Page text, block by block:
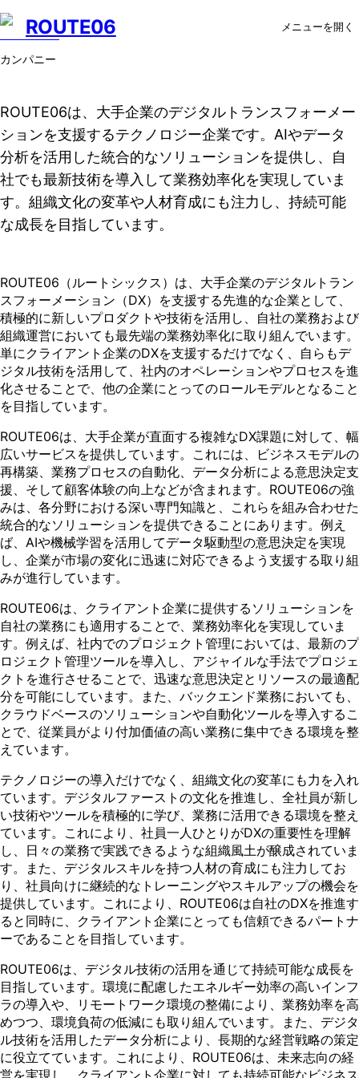
ROUTE06 メニューを開く
カンパニー
ROUTE06は、大手企業のデジタルトランスフォーメー
ションを支援するテクノロジー企業です。AIやデータ
分析を活用した統合的なソリューションを提供し、自
社でも最新技術を導入して業務効率化を実現していま
す。組織文化の変革や人材育成にも注力し、持続可能
な成長を目指しています。
ROUTE06（ルートシックス）は、大手企業のデジタルトラン
スフォーメーション（DX）を支援する先進的な企業として、
積極的に新しいプロダクトや技術を活用し、自社の業務および
組織運営においても最先端の業務効率化に取り組んでいます。
単にクライアント企業のDXを支援するだけでなく、自らもデ
ジタル技術を活用して、社内のオペレーションやプロセスを進
化させることで、他の企業にとってのロールモデルとなること
を目指しています。
ROUTE06は、大手企業が直面する複雑なDX課題に対して、幅
広いサービスを提供しています。これには、ビジネスモデルの
再構築、業務プロセスの自動化、データ分析による意思決定支
援、そして顧客体験の向上などが含まれます。ROUTE06の強
みは、各分野における深い専門知識と、これらを組み合わせた
統合的なソリューションを提供できることにあります。例え
ば、AIや機械学習を活用してデータ駆動型の意思決定を実現
し、企業が市場の変化に迅速に対応できるよう支援する取り組
みが進行しています​。
ROUTE06は、クライアント企業に提供するソリューションを
自社の業務にも適用することで、業務効率化を実現していま
す。例えば、社内でのプロジェクト管理においては、最新のプ
ロジェクト管理ツールを導入し、アジャイルな手法でプロジェ
クトを進行させることで、迅速な意思決定とリソースの最適配
分を可能にしています。また、バックエンド業務においても、
クラウドベースのソリューションや自動化ツールを導入するこ
とで、従業員がより付加価値の高い業務に集中できる環境を整
えています​。
テクノロジーの導入だけでなく、組織文化の変革にも力を入れ
ています。デジタルファーストの文化を推進し、全社員が新し
い技術やツールを積極的に学び、業務に活用できる環境を整え
ています。これにより、社員一人ひとりがDXの重要性を理解
し、日々の業務で実践できるような組織風土が醸成されていま
す。また、デジタルスキルを持つ人材の育成にも注力してお
り、社員向けに継続的なトレーニングやスキルアップの機会を
提供しています。これにより、ROUTE06は自社のDXを推進す
ると同時に、クライアント企業にとっても信頼できるパートナ
ーであることを目指しています。
ROUTE06は、デジタル技術の活用を通じて持続可能な成長を
目指しています。環境に配慮したエネルギー効率の高いインフ
ラの導入や、リモートワーク環境の整備により、業務効率を高
めつつ、環境負荷の低減にも取り組んでいます。また、デジタ
ル技術を活用したデータ分析により、長期的な経営戦略の策定
に役立てています。これにより、ROUTE06は、未来志向の経
営を実現し、クライアント企業に対しても持続可能なビジネス